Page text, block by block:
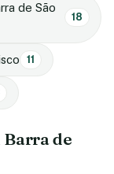
de São
18
11
Barra de